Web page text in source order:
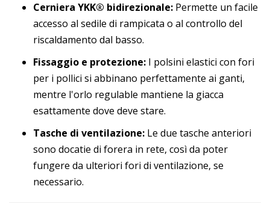
Cerniera YKK® bidirezionale: Permette un facile
accesso al sedile di rampicata o al controllo del
riscaldamento dal basso.
Fissaggio e protezione: I polsini elastici con fori
per i pollici si abbinano perfettamente ai ganti,
mentre l'orlo regulable mantiene la giacca
esattamente dove deve stare.
Tasche di ventilazione: Le due tasche anteriori
sono docatie di forera in rete, così da poter
fungere da ulteriori fori di ventilazione, se
necessario.